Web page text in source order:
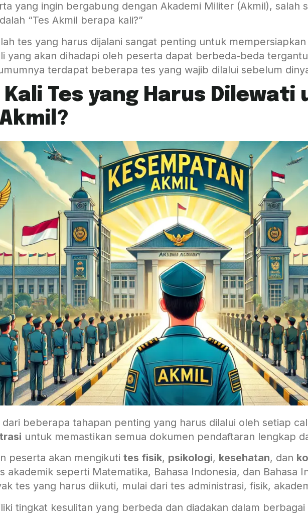
yang ingin bergabung dengan Akademi Militer (Akmil), salah
“Tes Akmil berapa kali?”
tes yang harus dijalani sangat penting untuk
yang akan dihadapi oleh peserta dapat berbeda-beda
terdapat beberapa tes yang wajib dilalui sebelum
Kali Tes yang Harus Dilewati
dari beberapa tahapan penting yang harus dilalui oleh setiap
untuk memastikan semua dokumen pendaftaran lengkap
peserta akan mengikuti tes fisik, psikologi, kesehatan, dan
akademik seperti Matematika, Bahasa Indonesia, dan Bahasa
tes yang harus diikuti, mulai dari tes administrasi, fisik,
tingkat kesulitan yang berbeda dan diadakan dalam